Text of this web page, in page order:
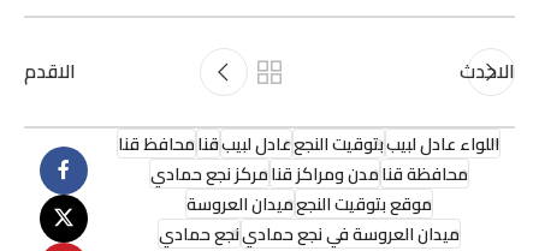
الاحدث الاقدم
اللواء عادل لبيببتوقيت النجععادل لبيبقنامحافظ قنا
محافظة قنامدن ومراكز قنامركز نجع حمادي
موقع بتوقيت النجعميدان العروسة
ميدان العروسة في نجع حمادينجع حمادي